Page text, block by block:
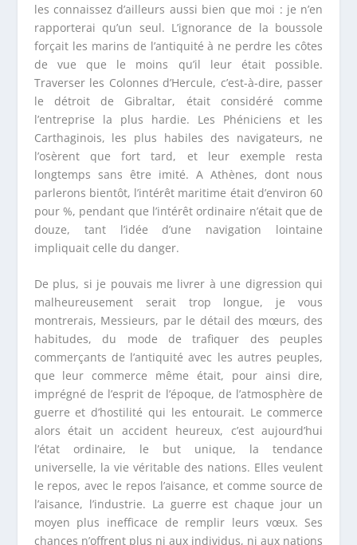
les connaissez d’ailleurs aussi bien que moi : je n’en
rapporterai qu’un seul. L’ignorance de la boussole
forçait les marins de l’antiquité à ne perdre les côtes
de vue que le moins qu’il leur était possible.
Traverser les Colonnes d’Hercule, c’est-à-dire, passer
le détroit de Gibraltar, était considéré comme
l’entreprise la plus hardie. Les Phéniciens et les
Carthaginois, les plus habiles des navigateurs, ne
l’osèrent que fort tard, et leur exemple resta
longtemps sans être imité. A Athènes, dont nous
parlerons bientôt, l’intérêt maritime était d’environ 60
pour %, pendant que l’intérêt ordinaire n’était que de
douze, tant l’idée d’une navigation lointaine
impliquait celle du danger.
De plus, si je pouvais me livrer à une digression qui
malheureusement serait trop longue, je vous
montrerais, Messieurs, par le détail des mœurs, des
habitudes, du mode de trafiquer des peuples
commerçants de l’antiquité avec les autres peuples,
que leur commerce même était, pour ainsi dire,
imprégné de l’esprit de l’époque, de l’atmosphère de
guerre et d’hostilité qui les entourait. Le commerce
alors était un accident heureux, c’est aujourd’hui
l’état ordinaire, le but unique, la tendance
universelle, la vie véritable des nations. Elles veulent
le repos, avec le repos l’aisance, et comme source de
l’aisance, l’industrie. La guerre est chaque jour un
moyen plus inefficace de remplir leurs vœux. Ses
chances n’offrent plus ni aux individus, ni aux nations